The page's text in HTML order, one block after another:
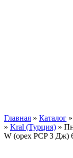
Главная » Каталог »
» Kral (Турция) »
W (орех PCP 3 Дж)